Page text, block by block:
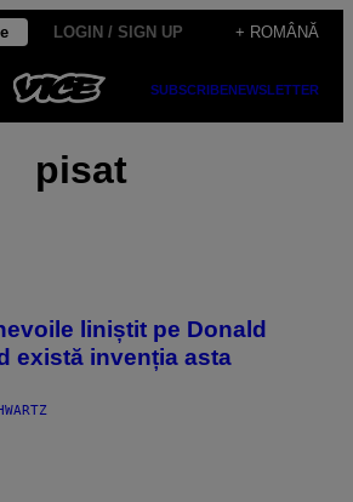
LOGIN / SIGN UP + ROMÂNĂ
SUBSCRIBENEWSLETTER
pisat
liniștit pe Donald
există invenția asta